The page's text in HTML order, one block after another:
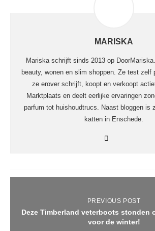
MARISKA
Mariska schrijft sinds 2013 op
beauty, wonen en slim shoppen. Ze test zelf
ze erover schrijft, koopt en verkoopt
Marktplaats en deelt eerlijke ervaringen
parfum tot huishoudtrucs. Naast bloggen is
katten in Enschede.
PREVIOUS POST
Deze Timberland veterboots stonden
voor de winter!